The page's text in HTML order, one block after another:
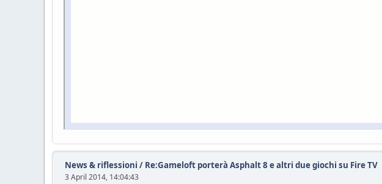
News & riflessioni / Re:Gameloft porterà Asphalt 8 e altri due giochi su Fire TV
3 April 2014, 14:04:43